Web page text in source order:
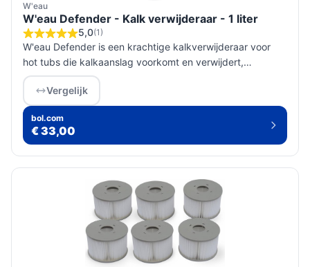
W'eau
W'eau Defender - Kalk verwijderaar - 1 liter
5,0(1)
W'eau Defender is een krachtige kalkverwijderaar voor
hot tubs die kalkaanslag voorkomt en verwijdert,
waardoor de levensduur van je spa wordt verlengd.
Vergelijk
bol.com
€ 33,00